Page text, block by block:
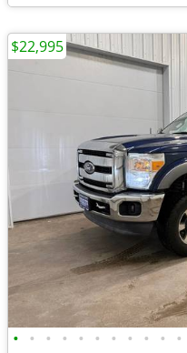
• • • • • • • • • • •
$22,995